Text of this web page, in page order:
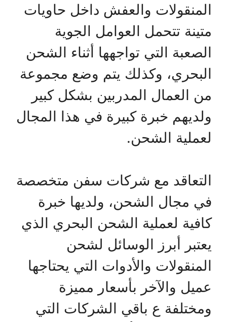
المنقولات والعفش داخل حاويات
متينة تتحمل العوامل الجوية
الصعبة التي تواجهها أثناء الشحن
البحري، وكذلك يتم وضع مجموعة
من العمال المدربين بشكل كبير
ولديهم خبرة كبيرة في هذا المجال
لعملية الشحن.
التعاقد مع شركات سفن متخصصة
في مجال الشحن، ولديها خبرة
كافية لعملية الشحن البحري الذي
يعتبر أبرز الوسائل لشحن
المنقولات والأدوات التي يحتاجها
عميل والآخر بأسعار مميزة
ومختلفة ع باقي الشركات التي